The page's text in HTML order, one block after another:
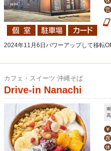
営
0
2024年11月6日パワーアップして移転
カフェ・スイーツ 沖縄そば
Drive-in Nanachi
￥
席
休